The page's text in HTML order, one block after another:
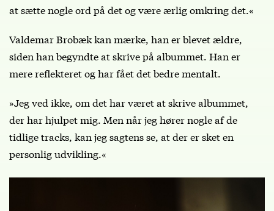
at sætte nogle ord på det og være ærlig omkring det.«
Valdemar Brobæk kan mærke, han er blevet ældre,
siden han begyndte at skrive på albummet. Han er
mere reflekteret og har fået det bedre mentalt.
»Jeg ved ikke, om det har været at skrive albummet,
der har hjulpet mig. Men når jeg hører nogle af de
tidlige tracks, kan jeg sagtens se, at der er sket en
personlig udvikling.«